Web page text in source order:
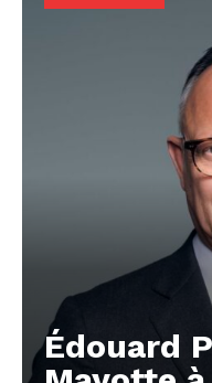
Édouard